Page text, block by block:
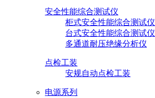
安全性能综合测试仪
柜式安全性能综合测试仪
台式安全性能综合测试仪
多通道耐压绝缘分析仪
点检工装
安规自动点检工装
电源系列